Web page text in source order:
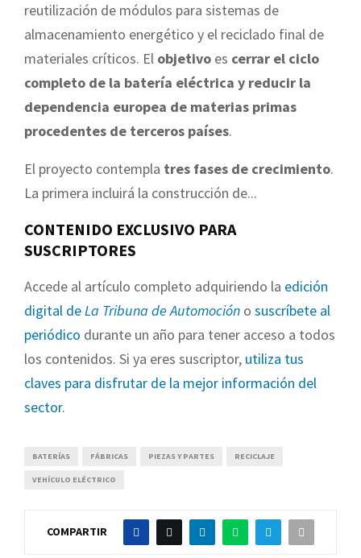
reutilización de módulos para sistemas de
almacenamiento energético y el reciclado final de
materiales críticos. El objetivo es cerrar el ciclo
completo de la batería eléctrica y reducir la
dependencia europea de materias primas
procedentes de terceros países.
El proyecto contempla tres fases de crecimiento.
La primera incluirá la construcción de...
CONTENIDO EXCLUSIVO PARA
SUSCRIPTORES
Accede al artículo completo adquiriendo la edición
digital deLa Tribuna de Automoción o suscríbete al
periódico durante un año para tener acceso a todos
los contenidos. Si ya eres suscriptor, utiliza tus
claves para disfrutar de la mejor información del
sector.
BATERÍAS FÁBRICAS PIEZAS Y PARTES RECICLAJE
VEHÍCULO ELÉCTRICO
COMPARTIR